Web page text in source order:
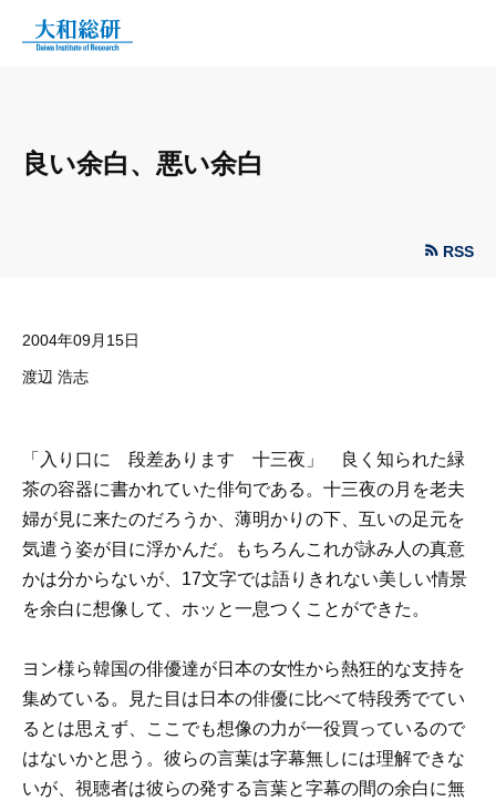
良い余白、悪い余白
RSS
2004年09月15日
渡辺 浩志
「入り口に 段差あります 十三夜」 良く知られた緑
茶の容器に書かれていた俳句である。十三夜の月を老夫
婦が見に来たのだろうか、薄明かりの下、互いの足元を
気遣う姿が目に浮かんだ。もちろんこれが詠み人の真意
かは分からないが、17文字では語りきれない美しい情景
を余白に想像して、ホッと一息つくことができた。
ヨン様ら韓国の俳優達が日本の女性から熱狂的な支持を
集めている。見た目は日本の俳優に比べて特段秀でてい
るとは思えず、ここでも想像の力が一役買っているので
はないかと思う。彼らの言葉は字幕無しには理解できな
いが、視聴者は彼らの発する言葉と字幕の間の余白に無